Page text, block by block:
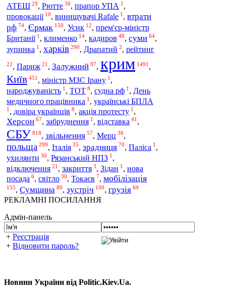
АТЕШ 29, Рютте 30, прапор УПА 1 ,
провокації 10, винищувачі Rafale 1 , втрати
рф 74, Єрмак 150, Усик 12, прем'єр-міністр
Британії 1 , клименко 14, кадиров 48, суми 64,
зупинка 1 , харків 290, Драпатий 2, рейтинг
22, Париж 21 , Залужний 97, крим 1491 ,
Київ 451 , міністр МЗС Ірану 1 ,
народжуваність 1 , ТОТ 8, судна рф 1 , День
медичного працівника 1 , українські БПЛА
1 , довіра українців 8, акція протесту 1 ,
Херсон 67, забруднення 1 , відставка 41 ,
СБУ 818, звільнення 57, Мерц 36,
польща 299, Італія 35, зрадниця 70, Паліса 1 ,
ухилянти 30, Рязанський НПЗ 1 ,
відключення 21 , закриття 3, Зідан 1 , нова
посада 6, світло 30, Токаєв 7, мобілізація
155, Сумщина 80, зустріч 100, грузія 69
РЕКЛАМНІ ПОСИЛАННЯ
Адмін-панель
+ Реєстрація
+ Відновити пароль?
Новини України від Politic.Kiev.Ua.